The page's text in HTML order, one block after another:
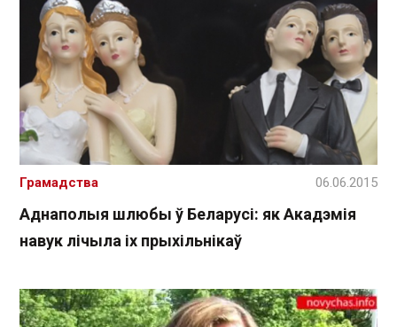
Аднаполыя шлюбы ў Беларусі: як Акадэмія
навук лічыла іх прыхільнікаў
Грамадства 06.06.2015